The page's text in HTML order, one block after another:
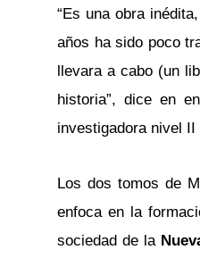
“Es una obra
años ha sido poco
llevara a cabo (un
historia”, dice en
investigadora nivel II
Los dos tomos de
enfoca en la
sociedad de la